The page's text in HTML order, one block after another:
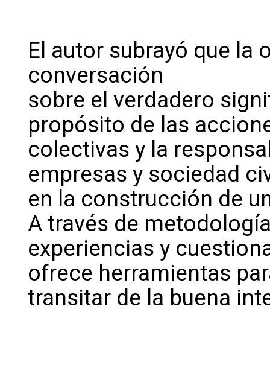
El autor subrayó que la
conversación
sobre el verdadero
propósito de las
colectivas y la
empresas y sociedad
en la construcción de
A través de
experiencias y
ofrece herramientas
transitar de la buena